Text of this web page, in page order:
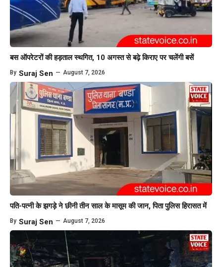
बस ऑपरेटरों की हड़ताल स्थगित, 10 अगस्त से बढ़े किराए पर चलेंगी बसें
By Suraj Sen — August 7, 2026
पति-पत्नी के झगड़े ने छीनी तीन साल के मासूम की जान, पिता पुलिस हिरासत में
By Suraj Sen — August 7, 2026